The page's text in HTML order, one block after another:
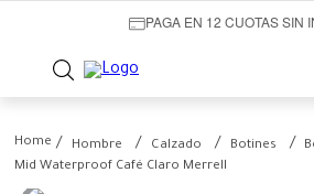
PAGA EN 12 CUOTAS SIN
Hombre Calzado Botines
Mid Waterproof Café Claro Merrell